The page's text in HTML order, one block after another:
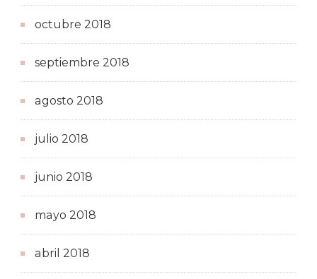
octubre 2018
septiembre 2018
agosto 2018
julio 2018
junio 2018
mayo 2018
abril 2018